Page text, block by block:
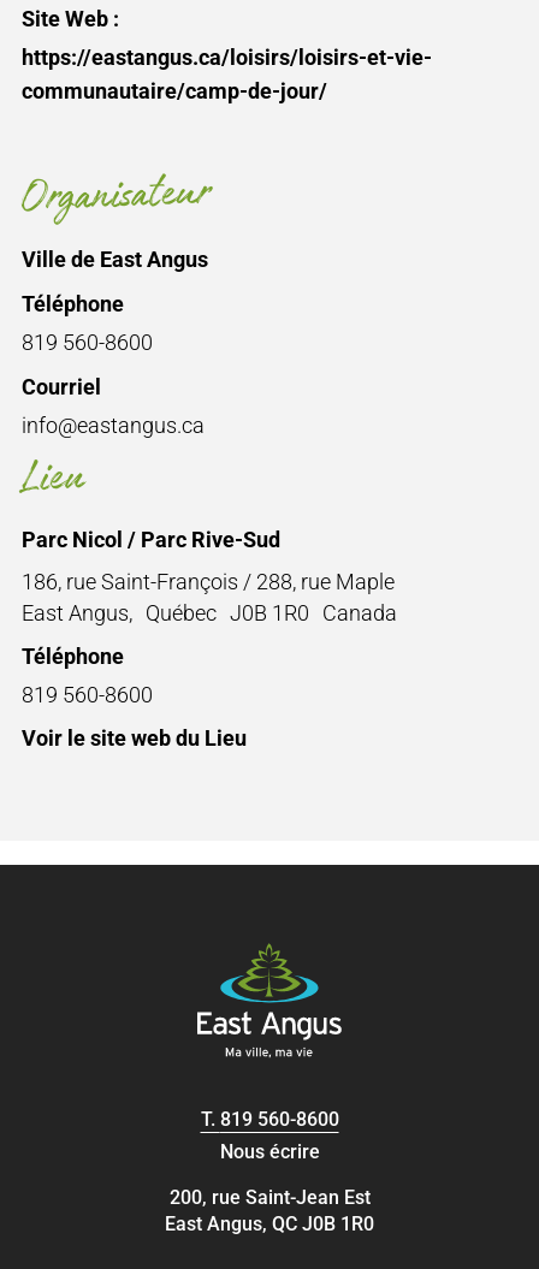
Site Web :
https://eastangus.ca/loisirs/loisirs-et-vie-
communautaire/camp-de-jour/
Lieu
Parc Nicol / Parc Rive-Sud
186, rue Saint-François / 288, rue Maple
East Angus, Québec J0B 1R0
Canada
Téléphone
819 560-8600
Voir le site web du Lieu
Organisateur
Ville de East Angus
Téléphone
819 560-8600
Courriel
info@eastangus.ca
T. 819 560-8600
Nous écrire
200, rue Saint-Jean Est
East Angus, QC J0B 1R0